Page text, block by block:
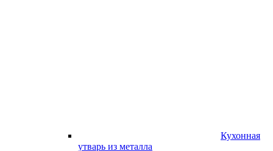
Кухонная
утварь из металла